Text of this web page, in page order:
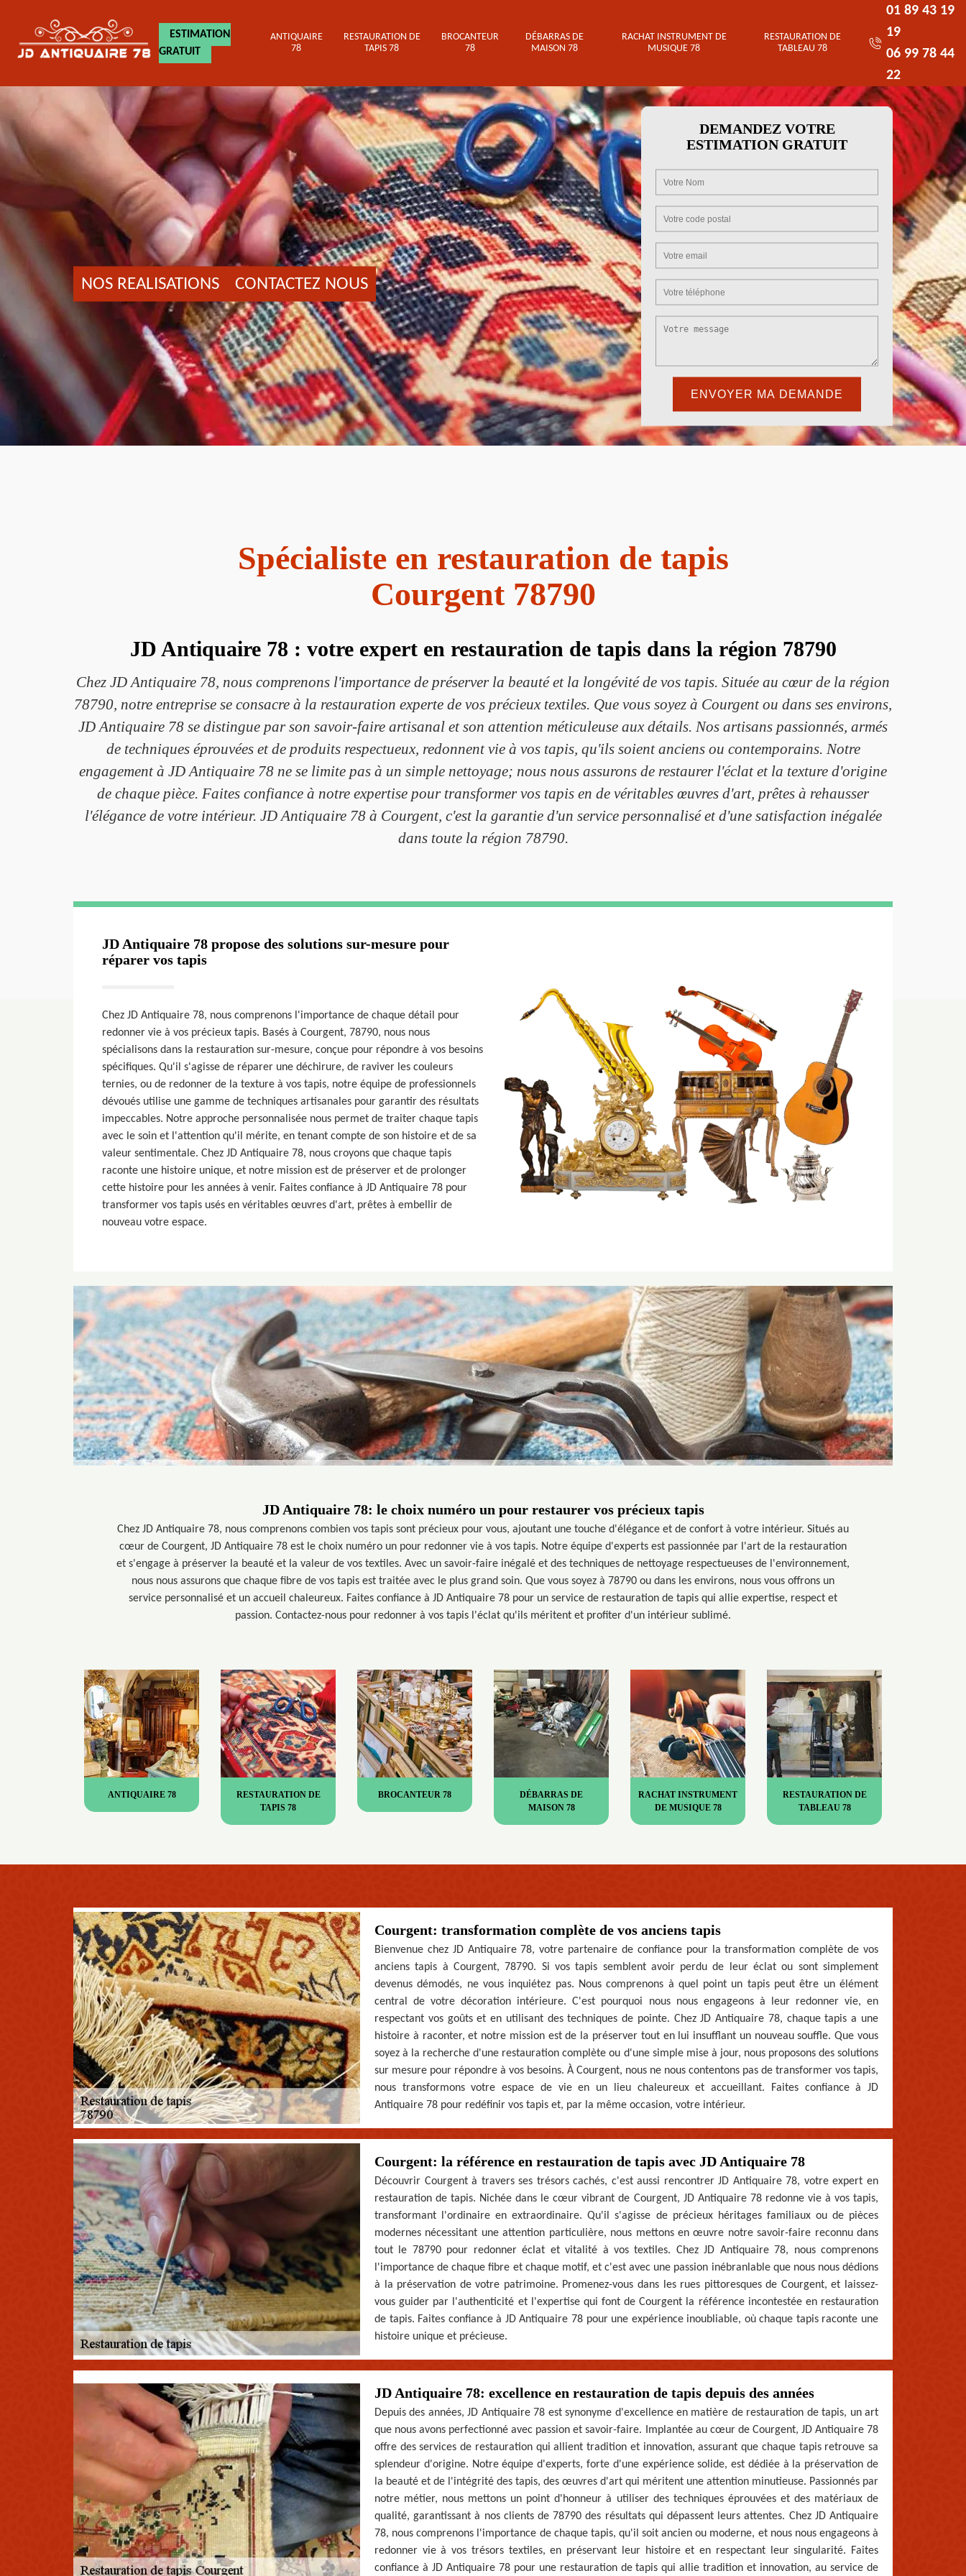
ESTIMATION
GRATUIT
ANTIQUAIRE
78
RESTAURATION DE
TAPIS 78
BROCANTEUR
78
DÉBARRAS DE
MAISON 78
RACHAT INSTRUMENT DE
MUSIQUE 78
RESTAURATION DE
TABLEAU 78
01 89 43 19
19
06 99 78 44
22
NOS REALISATIONS CONTACTEZ NOUS
DEMANDEZ VOTRE
ESTIMATION GRATUIT
Spécialiste en restauration de tapis
Courgent 78790
JD Antiquaire 78 : votre expert en restauration de tapis dans la région 78790
Chez JD Antiquaire 78, nous comprenons l'importance de préserver la beauté et la longévité de vos tapis. Située au cœur de la région
78790, notre entreprise se consacre à la restauration experte de vos précieux textiles. Que vous soyez à Courgent ou dans ses environs,
JD Antiquaire 78 se distingue par son savoir-faire artisanal et son attention méticuleuse aux détails. Nos artisans passionnés, armés
de techniques éprouvées et de produits respectueux, redonnent vie à vos tapis, qu'ils soient anciens ou contemporains. Notre
engagement à JD Antiquaire 78 ne se limite pas à un simple nettoyage; nous nous assurons de restaurer l'éclat et la texture d'origine
de chaque pièce. Faites confiance à notre expertise pour transformer vos tapis en de véritables œuvres d'art, prêtes à rehausser
l'élégance de votre intérieur. JD Antiquaire 78 à Courgent, c'est la garantie d'un service personnalisé et d'une satisfaction inégalée
dans toute la région 78790.
JD Antiquaire 78 propose des solutions sur-mesure pour
réparer vos tapis
Chez JD Antiquaire 78, nous comprenons l'importance de chaque détail pour
redonner vie à vos précieux tapis. Basés à Courgent, 78790, nous nous
spécialisons dans la restauration sur-mesure, conçue pour répondre à vos besoins
spécifiques. Qu'il s'agisse de réparer une déchirure, de raviver les couleurs
ternies, ou de redonner de la texture à vos tapis, notre équipe de professionnels
dévoués utilise une gamme de techniques artisanales pour garantir des résultats
impeccables. Notre approche personnalisée nous permet de traiter chaque tapis
avec le soin et l'attention qu'il mérite, en tenant compte de son histoire et de sa
valeur sentimentale. Chez JD Antiquaire 78, nous croyons que chaque tapis
raconte une histoire unique, et notre mission est de préserver et de prolonger
cette histoire pour les années à venir. Faites confiance à JD Antiquaire 78 pour
transformer vos tapis usés en véritables œuvres d'art, prêtes à embellir de
nouveau votre espace.
JD Antiquaire 78: le choix numéro un pour restaurer vos précieux tapis
Chez JD Antiquaire 78, nous comprenons combien vos tapis sont précieux pour vous, ajoutant une touche d'élégance et de confort à votre intérieur. Situés au
cœur de Courgent, JD Antiquaire 78 est le choix numéro un pour redonner vie à vos tapis. Notre équipe d'experts est passionnée par l'art de la restauration
et s'engage à préserver la beauté et la valeur de vos textiles. Avec un savoir-faire inégalé et des techniques de nettoyage respectueuses de l'environnement,
nous nous assurons que chaque fibre de vos tapis est traitée avec le plus grand soin. Que vous soyez à 78790 ou dans les environs, nous vous offrons un
service personnalisé et un accueil chaleureux. Faites confiance à JD Antiquaire 78 pour un service de restauration de tapis qui allie expertise, respect et
passion. Contactez-nous pour redonner à vos tapis l'éclat qu'ils méritent et profiter d'un intérieur sublimé.
ANTIQUAIRE 78
RESTAURATION DE
TAPIS 78
BROCANTEUR 78
DÉBARRAS DE
MAISON 78
RACHAT INSTRUMENT
DE MUSIQUE 78
RESTAURATION DE
TABLEAU 78
Courgent: transformation complète de vos anciens tapis
Bienvenue chez JD Antiquaire 78, votre partenaire de confiance pour la transformation complète de vos
anciens tapis à Courgent, 78790. Si vos tapis semblent avoir perdu de leur éclat ou sont simplement
devenus démodés, ne vous inquiétez pas. Nous comprenons à quel point un tapis peut être un élément
central de votre décoration intérieure. C'est pourquoi nous nous engageons à leur redonner vie, en
respectant vos goûts et en utilisant des techniques de pointe. Chez JD Antiquaire 78, chaque tapis a une
histoire à raconter, et notre mission est de la préserver tout en lui insufflant un nouveau souffle. Que vous
soyez à la recherche d'une restauration complète ou d'une simple mise à jour, nous proposons des solutions
sur mesure pour répondre à vos besoins. À Courgent, nous ne nous contentons pas de transformer vos tapis,
nous transformons votre espace de vie en un lieu chaleureux et accueillant. Faites confiance à JD
Antiquaire 78 pour redéfinir vos tapis et, par la même occasion, votre intérieur.
Courgent: la référence en restauration de tapis avec JD Antiquaire 78
Découvrir Courgent à travers ses trésors cachés, c'est aussi rencontrer JD Antiquaire 78, votre expert en
restauration de tapis. Nichée dans le cœur vibrant de Courgent, JD Antiquaire 78 redonne vie à vos tapis,
transformant l'ordinaire en extraordinaire. Qu'il s'agisse de précieux héritages familiaux ou de pièces
modernes nécessitant une attention particulière, nous mettons en œuvre notre savoir-faire reconnu dans
tout le 78790 pour redonner éclat et vitalité à vos textiles. Chez JD Antiquaire 78, nous comprenons
l'importance de chaque fibre et chaque motif, et c'est avec une passion inébranlable que nous nous dédions
à la préservation de votre patrimoine. Promenez-vous dans les rues pittoresques de Courgent, et laissez-
vous guider par l'authenticité et l'expertise qui font de Courgent la référence incontestée en restauration
de tapis. Faites confiance à JD Antiquaire 78 pour une expérience inoubliable, où chaque tapis raconte une
histoire unique et précieuse.
JD Antiquaire 78: excellence en restauration de tapis depuis des années
Depuis des années, JD Antiquaire 78 est synonyme d'excellence en matière de restauration de tapis, un art
que nous avons perfectionné avec passion et savoir-faire. Implantée au cœur de Courgent, JD Antiquaire 78
offre des services de restauration qui allient tradition et innovation, assurant que chaque tapis retrouve sa
splendeur d'origine. Notre équipe d'experts, forte d'une expérience solide, est dédiée à la préservation de
la beauté et de l'intégrité des tapis, des œuvres d'art qui méritent une attention minutieuse. Passionnés par
notre métier, nous mettons un point d'honneur à utiliser des techniques éprouvées et des matériaux de
qualité, garantissant à nos clients de 78790 des résultats qui dépassent leurs attentes. Chez JD Antiquaire
78, nous comprenons l'importance de chaque tapis, qu'il soit ancien ou moderne, et nous nous engageons à
redonner vie à vos trésors textiles, en préservant leur histoire et en respectant leur singularité. Faites
confiance à JD Antiquaire 78 pour une restauration de tapis qui allie tradition et innovation, au service de